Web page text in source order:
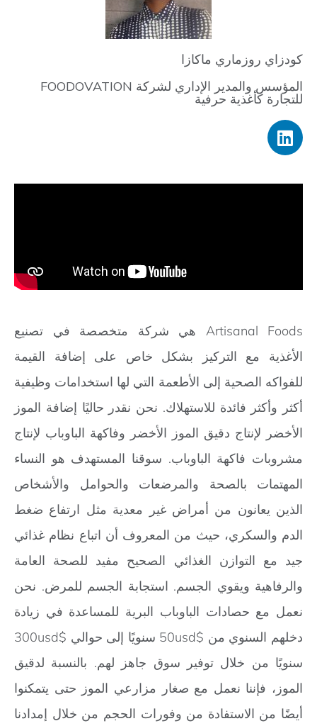
كودزاي روزماري ماكازا
المؤسس والمدير الإداري لشركة FOODOVATION
للتجارة كأغذية حرفية
Artisanal Foods هي شركة متخصصة في تصنيع
الأغذية مع التركيز بشكل خاص على إضافة القيمة
للفواكه الصحية إلى الأطعمة التي لها استخدامات وظيفية
أكثر وأكثر فائدة للاستهلاك. نحن نقدر حاليًا إضافة الموز
الأخضر لإنتاج دقيق الموز الأخضر وفاكهة الباوباب لإنتاج
مشروبات فاكهة الباوباب. سوقنا المستهدف هو النساء
المهتمات بالصحة والمرضعات والحوامل والأشخاص
الذين يعانون من أمراض غير معدية مثل ارتفاع ضغط
الدم والسكري، حيث من المعروف أن اتباع نظام غذائي
جيد مع التوازن الغذائي الصحيح مفيد للصحة العامة
والرفاهية ويقوي الجسم. استجابة الجسم للمرض. نحن
نعمل مع حصادات الباوباب البرية للمساعدة في زيادة
دخلهم السنوي من $50usd سنويًا إلى حوالي $300usd
سنويًا من خلال توفير سوق جاهز لهم. بالنسبة لدقيق
الموز، فإننا نعمل مع صغار مزارعي الموز حتى يتمكنوا
أيضًا من الاستفادة من وفورات الحجم من خلال إمدادنا